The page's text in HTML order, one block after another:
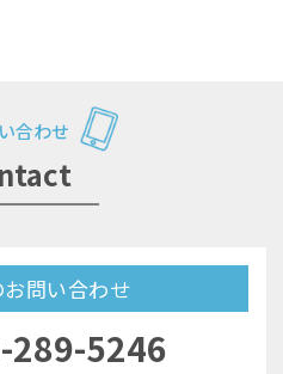
合わせ
問い合わせ
289-5246